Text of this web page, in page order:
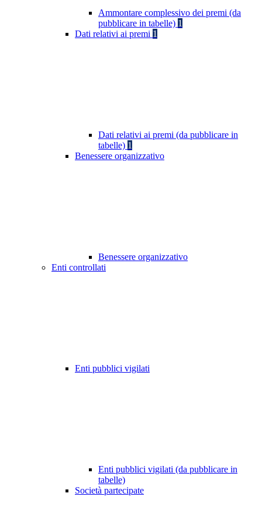
Ammontare complessivo dei premi (da
pubblicare in tabelle) 1
Dati relativi ai premi 1
Dati relativi ai premi (da pubblicare in
tabelle) 1
Benessere organizzativo
Benessere organizzativo
Enti controllati
Enti pubblici vigilati
Enti pubblici vigilati (da pubblicare in
tabelle)
Società partecipate